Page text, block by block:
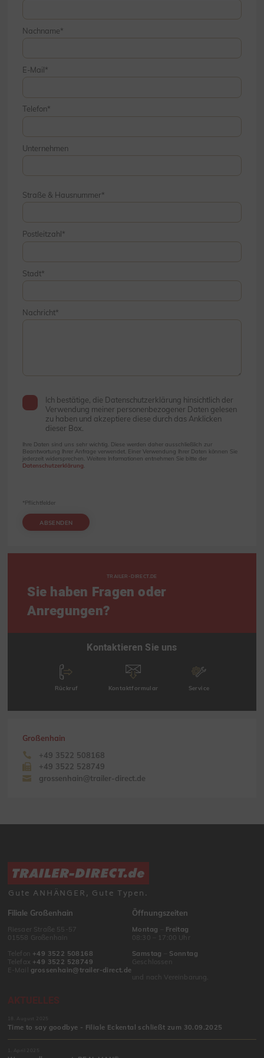
Nachname
E-Mail
Telefon
Unternehmen
Straße & Hausnummer
Postleitzahl
Stadt
Nachricht
Ich bestätige, die Datenschutzerklärung hinsichtlich der
Verwendung meiner personenbezogener Daten gelesen
zu haben und akzeptiere diese durch das Anklicken
dieser Box.
Ihre Daten sind uns sehr wichtig. Diese werden daher ausschließlich zur
Beantwortung Ihrer Anfrage verwendet. Einer Verwendung Ihrer Daten können Sie
jederzeit widersprechen. Weitere Informationen entnehmen Sie bitte der
Datenschutzerklärung
ABSENDEN
*Pflichtfelder
TRAILER-DIRECT.DE
Sie haben Fragen oder
Anregungen?
Kontaktieren Sie uns
Rückruf Kontaktformular Service
Großenhain
+49 3522 508168
+49 3522 528749
grossenhain@trailer-direct.de
Gute ANHÄNGER, Gute Typen.
Filiale Großenhain
Riesaer Straße 55-57
01558 Großenhain
Telefon +49 3522 508168
Telefax +49 3522 528749
E-Mail grossenhain@trailer-direct.de
Öffnungszeiten
Montag
Freitag
08:30 – 17:00 Uhr
Samstag
Sonntag
Geschlossen
und nach Vereinbarung.
AKTUELLES
18. August 2025
Time to say goodbye - Filiale Eckental schließt zum 30.09.2025
1. April 2025